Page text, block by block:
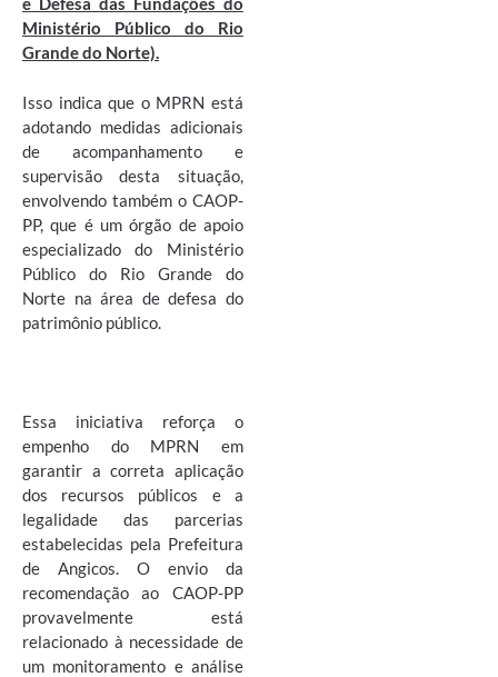
Ministério Público do Rio
Grande do Norte).
Isso indica que o MPRN está
adotando medidas adicionais
de acompanhamento e
supervisão desta situação,
envolvendo também o CAOP-
PP, que é um órgão de apoio
especializado do Ministério
Público do Rio Grande do
Norte na área de defesa do
patrimônio público.
Essa iniciativa reforça o
empenho do MPRN em
garantir a correta aplicação
dos recursos públicos e a
legalidade das parcerias
estabelecidas pela Prefeitura
de Angicos. O envio da
recomendação ao CAOP-PP
provavelmente está
relacionado à necessidade de
um monitoramento e análise